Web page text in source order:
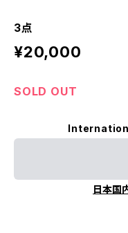
3点
¥20,000
SOLD OUT
日本国